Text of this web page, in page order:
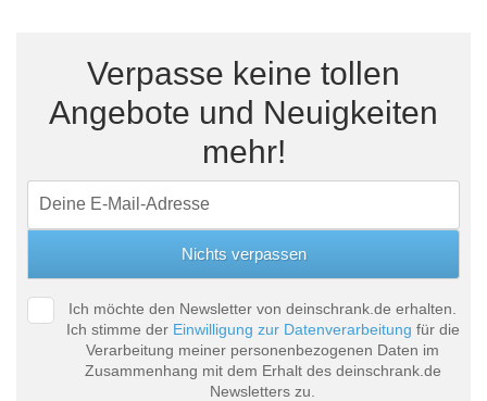
Verpasse keine tollen
Angebote und Neuigkeiten
mehr!
Ich möchte den Newsletter von deinschrank.de erhalten.
Ich stimme der Einwilligung zur Datenverarbeitung für die
Verarbeitung meiner personenbezogenen Daten im
Zusammenhang mit dem Erhalt des deinschrank.de
Newsletters zu.